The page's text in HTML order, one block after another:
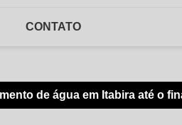
CONTATO
de água em Itabira até o